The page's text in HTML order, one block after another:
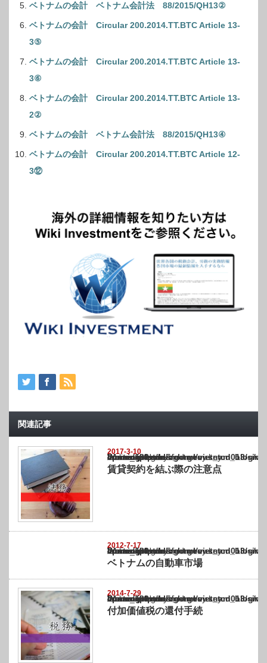
ベトナムの会計 ベトナム会計法 88/2015/QH13②
ベトナムの会計 Circular 200.2014.TT.BTC Article 13-
3⑤
ベトナムの会計 Circular 200.2014.TT.BTC Article 13-
3⑥
ベトナムの会計 Circular 200.2014.TT.BTC Article 13-
2②
ベトナムの会計 ベトナム会計法 88/2015/QH13④
ベトナムの会計 Circular 200.2014.TT.BTC Article 12-
3⑫
関連記事
2017-3-10
Warning
: Undefined array key "show_category" in
/home/netst/kuno-cpa.co.jp/public_html/vietnam_blog/wp-content/themes/
on line183
賃貸契約を結ぶ際の注意点
2012-7-17
Warning
: Undefined array key "show_category" in
/home/netst/kuno-cpa.co.jp/public_html/vietnam_blog/wp-content/themes/
on line183
ベトナムの自動車市場
2014-7-29
Warning
: Undefined array key "show_category" in
/home/netst/kuno-cpa.co.jp/public_html/vietnam_blog/wp-content/themes/
on line183
付加価値税の還付手続